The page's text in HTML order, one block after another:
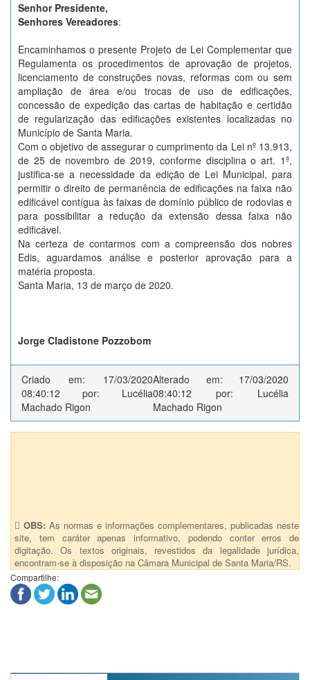
Senhor Presidente,
Senhores Vereadores:
Encaminhamos o presente Projeto de Lei Complementar que
Regulamenta os procedimentos de aprovação de projetos,
licenciamento de construções novas, reformas com ou sem
ampliação de área e/ou trocas de uso de edificações,
concessão de expedição das cartas de habitação e certidão
de regularização das edificações existentes localizadas no
Município de Santa Maria.
Com o objetivo de assegurar o cumprimento da Lei nº 13.913,
de 25 de novembro de 2019, conforme disciplina o art. 1º,
justifica-se a necessidade da edição de Lei Municipal, para
permitir o direito de permanência de edificações na faixa não
edificável contígua às faixas de domínio público de rodovias e
para possibilitar a redução da extensão dessa faixa não
edificável.
Na certeza de contarmos com a compreensão dos nobres
Edis, aguardamos análise e posterior aprovação para a
matéria proposta.
Santa Maria, 13 de março de 2020.
Jorge Cladistone Pozzobom
Criado em: 17/03/2020
08:40:12 por: Lucélia
Machado Rigon
Alterado em: 17/03/2020
08:40:12 por: Lucélia
Machado Rigon
OBS: As normas e informações complementares, publicadas neste
site, tem caráter apenas informativo, podendo conter erros de
digitação. Os textos originais, revestidos da legalidade jurídica,
encontram-se à disposição na Câmara Municipal de Santa Maria/RS.
Compartilhe: